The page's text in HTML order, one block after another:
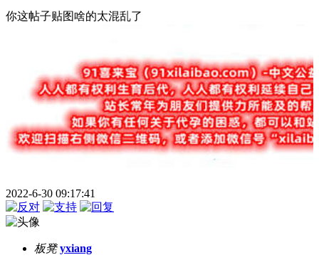
你这帖子贴图啥的太混乱了
2022-6-30 09:17:41
板凳 yxiang